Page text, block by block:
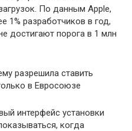
По данным Apple,
1% разработчиков в год,
достигают порога в 1 млн
разрешила ставить
в Евросоюзе
интерфейс установки
когда